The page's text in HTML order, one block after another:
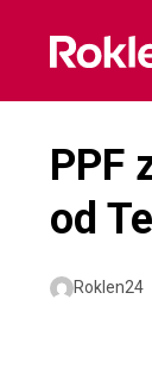
content
PPF
od
Roklen24